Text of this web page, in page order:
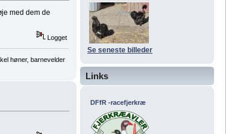
Se seneste billeder
Links
DFfR -racefjerkræ
med dem de
Logget
høner, barnevelder